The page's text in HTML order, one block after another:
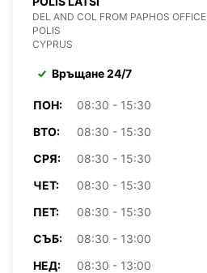
DEL AND COL FROM PAPHOS OFFICE
POLIS
CYPRUS
Връщане 24/7
ПОН:
08:30 - 15:30
ВТО:
08:30 - 15:30
СРЯ:
08:30 - 15:30
ЧЕТ:
08:30 - 15:30
ПЕТ:
08:30 - 15:30
СЪБ:
08:30 - 13:00
НЕД:
08:30 - 13:00